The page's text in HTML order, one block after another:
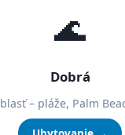
🌊
Dobrá
– pláže, Palm